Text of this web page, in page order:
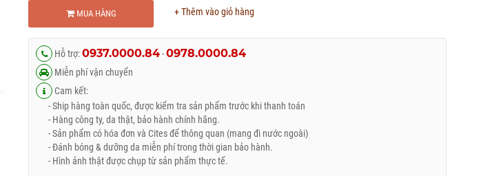
MUA HÀNG + Thêm vào giỏ hàng
Hỗ trợ:0937.0000.84-0978.0000.84
Miễn phí vận chuyển
Cam kết:
- Ship hàng toàn quốc, được kiểm tra sản phẩm trước khi thanh toán
- Hàng công ty, da thật, bảo hành chính hãng.
- Sản phẩm có hóa đơn và Cites để thông quan (mang đi nước ngoài)
- Đánh bóng & dưỡng da miễn phí trong thời gian bảo hành.
- Hình ảnh thật được chụp từ sản phẩm thực tế.